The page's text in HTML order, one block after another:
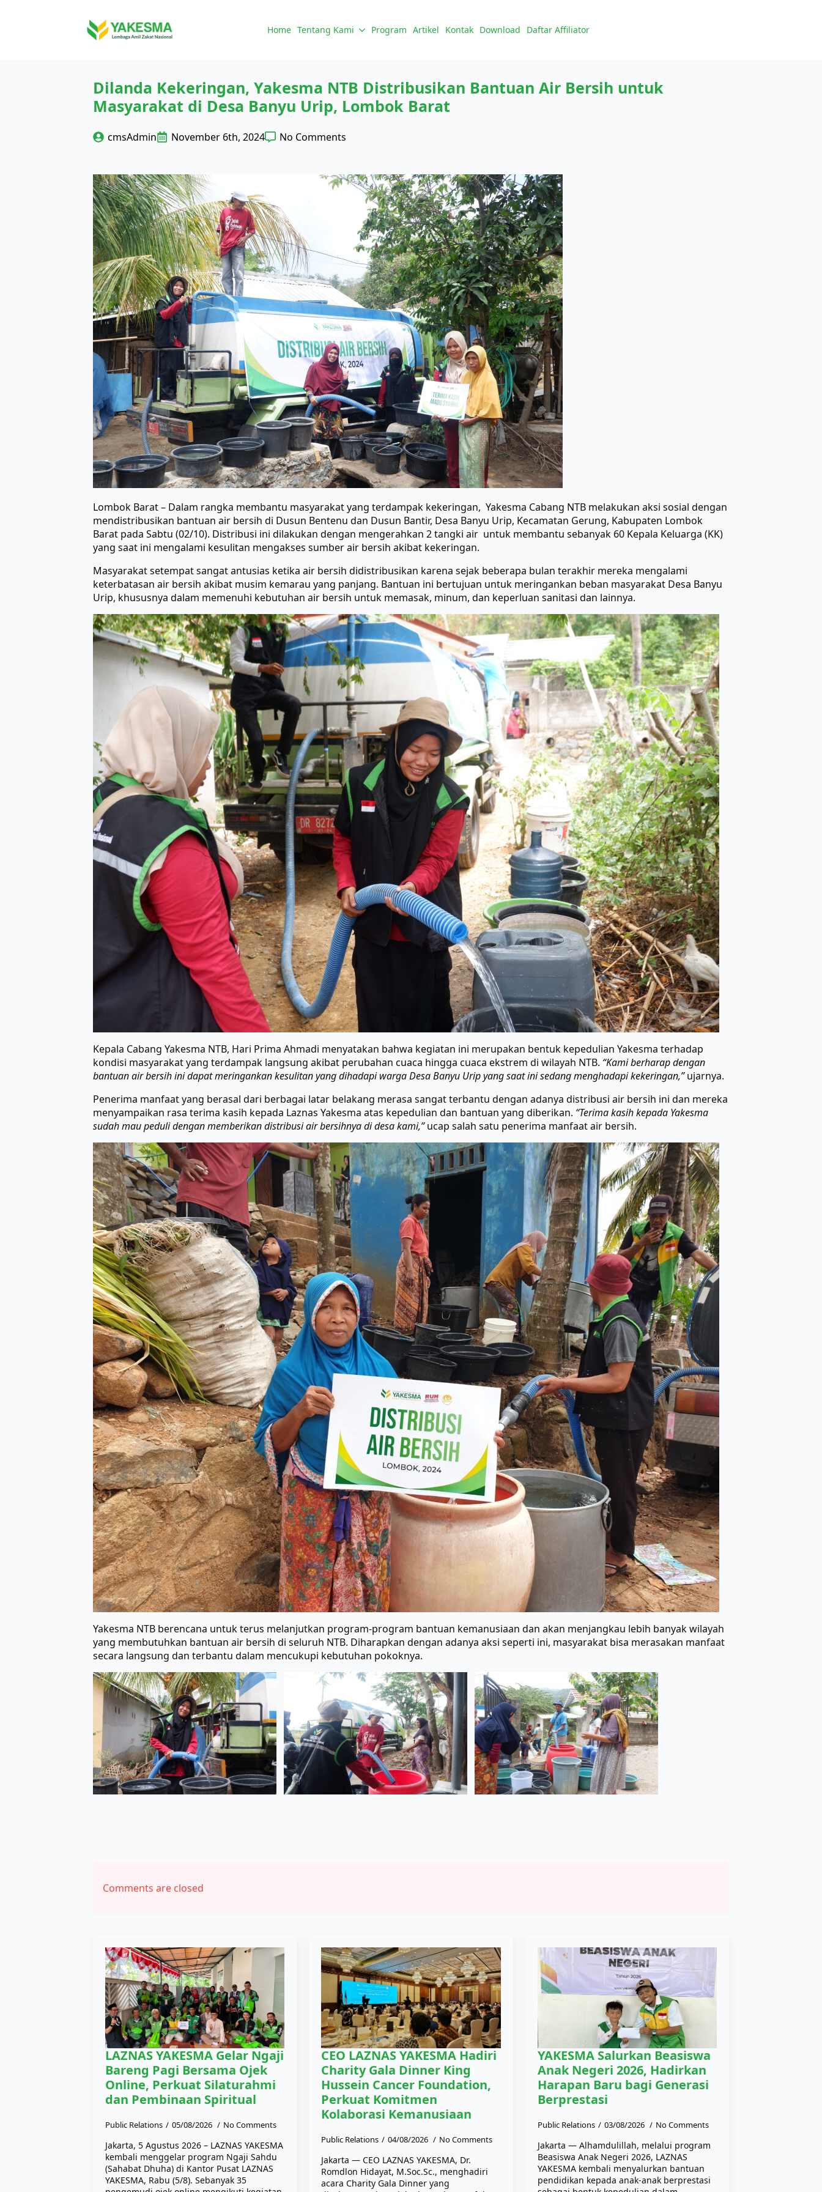
Home Tentang Kami Program Artikel Kontak Download Daftar Affiliator
Dilanda Kekeringan, Yakesma NTB Distribusikan Bantuan Air Bersih untuk
Masyarakat di Desa Banyu Urip, Lombok Barat
cmsAdmin November 6th, 2024 No Comments
Lombok Barat – Dalam rangka membantu masyarakat yang terdampak kekeringan, Yakesma Cabang NTB melakukan aksi sosial dengan
mendistribusikan bantuan air bersih di Dusun Bentenu dan Dusun Bantir, Desa Banyu Urip, Kecamatan Gerung, Kabupaten Lombok
Barat pada Sabtu (02/10). Distribusi ini dilakukan dengan mengerahkan 2 tangki air untuk membantu sebanyak 60 Kepala Keluarga (KK)
yang saat ini mengalami kesulitan mengakses sumber air bersih akibat kekeringan.
Masyarakat setempat sangat antusias ketika air bersih didistribusikan karena sejak beberapa bulan terakhir mereka mengalami
keterbatasan air bersih akibat musim kemarau yang panjang. Bantuan ini bertujuan untuk meringankan beban masyarakat Desa Banyu
Urip, khususnya dalam memenuhi kebutuhan air bersih untuk memasak, minum, dan keperluan sanitasi dan lainnya.
Kepala Cabang Yakesma NTB, Hari Prima Ahmadi menyatakan bahwa kegiatan ini merupakan bentuk kepedulian Yakesma terhadap
kondisi masyarakat yang terdampak langsung akibat perubahan cuaca hingga cuaca ekstrem di wilayah NTB. “Kami berharap dengan
bantuan air bersih ini dapat meringankan kesulitan yang dihadapi warga Desa Banyu Urip yang saat ini sedang menghadapi kekeringan,”ujarnya.
Penerima manfaat yang berasal dari berbagai latar belakang merasa sangat terbantu dengan adanya distribusi air bersih ini dan mereka
menyampaikan rasa terima kasih kepada Laznas Yakesma atas kepedulian dan bantuan yang diberikan. “Terima kasih kepada Yakesma
sudah mau peduli dengan memberikan distribusi air bersihnya di desa kami,”ucap salah satu penerima manfaat air bersih.
Yakesma NTB berencana untuk terus melanjutkan program-program bantuan kemanusiaan dan akan menjangkau lebih banyak wilayah
yang membutuhkan bantuan air bersih di seluruh NTB. Diharapkan dengan adanya aksi seperti ini, masyarakat bisa merasakan manfaat
secara langsung dan terbantu dalam mencukupi kebutuhan pokoknya.
Comments are closed
LAZNAS YAKESMA Gelar Ngaji
Bareng Pagi Bersama Ojek
Online, Perkuat Silaturahmi
dan Pembinaan Spiritual
Public Relations 05/08/2026 No Comments
Jakarta, 5 Agustus 2026 – LAZNAS YAKESMA
kembali menggelar program Ngaji Sahdu
(Sahabat Dhuha) di Kantor Pusat LAZNAS
YAKESMA, Rabu (5/8). Sebanyak 35
CEO LAZNAS YAKESMA Hadiri
Charity Gala Dinner King
Hussein Cancer Foundation,
Perkuat Komitmen
Kolaborasi Kemanusiaan
Public Relations 04/08/2026 No Comments
Jakarta — CEO LAZNAS YAKESMA, Dr.
Romdlon Hidayat, M.Soc.Sc., menghadiri
acara Charity Gala Dinner yang
YAKESMA Salurkan Beasiswa
Anak Negeri 2026, Hadirkan
Harapan Baru bagi Generasi
Berprestasi
Public Relations 03/08/2026 No Comments
Jakarta — Alhamdulillah, melalui program
Beasiswa Anak Negeri 2026, LAZNAS
YAKESMA kembali menyalurkan bantuan
pendidikan kepada anak-anak berprestasi